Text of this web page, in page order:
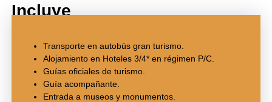
Incluye
Transporte en autobús gran turismo.
Alojamiento en Hoteles 3/4* en régimen P/C.
Guías oficiales de turismo.
Guía acompañante.
Entrada a museos y monumentos.